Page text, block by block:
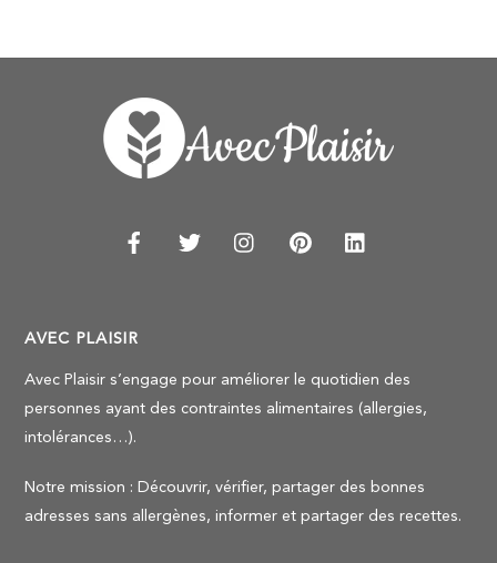
AVEC PLAISIR
Avec Plaisir s’engage pour améliorer le quotidien des
personnes ayant des contraintes alimentaires (allergies,
intolérances…).
Notre mission : Découvrir, vérifier, partager des bonnes
adresses sans allergènes, informer et partager des recettes.